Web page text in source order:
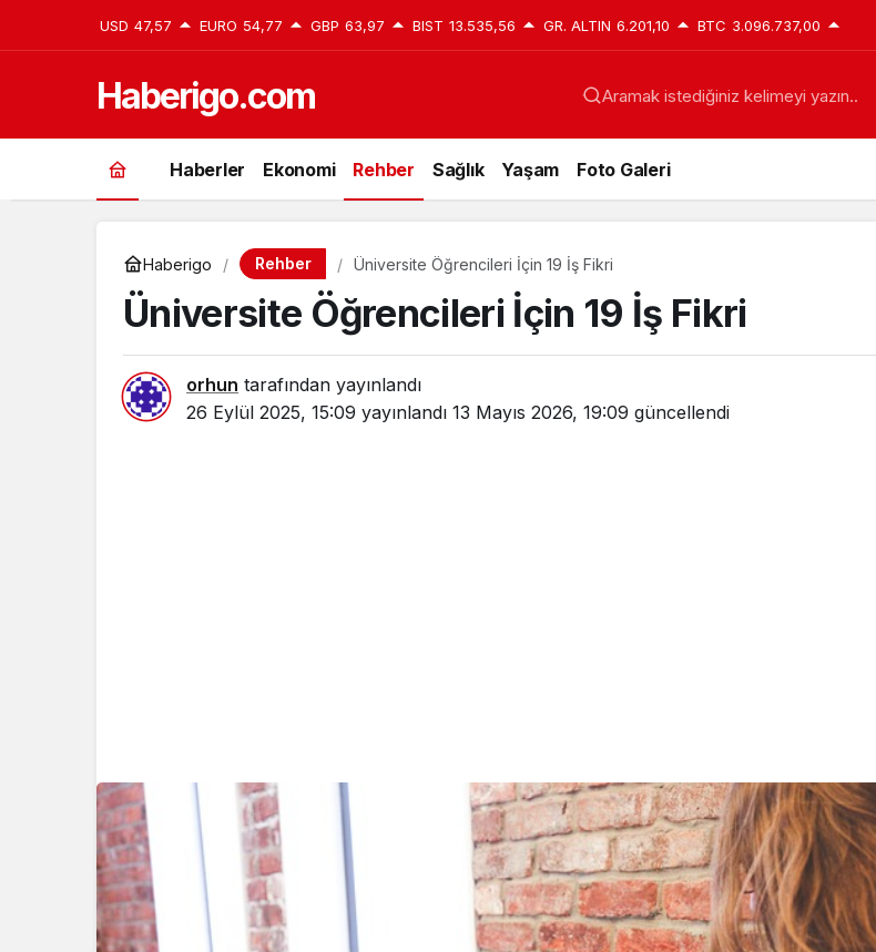
USD 47,57 EURO 54,77 GBP 63,97 BIST 13.535,56 GR. ALTIN 6.201,10 BTC 3.096.737,00
Haberigo.com Aramak istediğiniz kelimeyi yazın..
Haberler Ekonomi Rehber Sağlık Yaşam Foto Galeri
Haberigo Rehber Üniversite Öğrencileri İçin 19 İş Fikri
Üniversite Öğrencileri İçin 19 İş Fikri
orhun tarafından yayınlandı
26 Eylül 2025, 15:09 yayınlandı 13 Mayıs 2026, 19:09 güncellendi